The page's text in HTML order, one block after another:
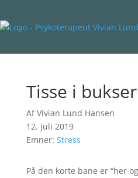
Tisse i
Af Vivian Lund Hansen
12. juli 2019
Emner: Stress
På den korte bane er “her